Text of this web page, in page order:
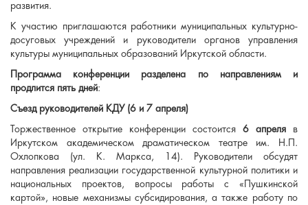
развития.
К участию приглашаются работники муниципальных культурно-
досуговых учреждений и руководители органов управления
культуры муниципальных образований Иркутской области.
Программа конференции разделена по направлениям и
продлится пять дней:
Съезд руководителей КДУ (6 и 7 апреля)
Торжественное открытие конференции состоится 6 апреля в
Иркутском академическом драматическом театре им. Н.П.
Охлопкова (ул. К. Маркса, 14). Руководители обсудят
направления реализации государственной культурной политики и
национальных проектов, вопросы работы с «Пушкинской
картой», новые механизмы субсидирования, а также работу по